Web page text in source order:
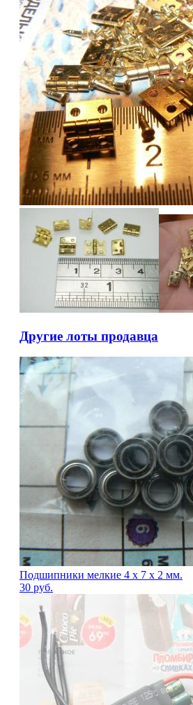
Другие лоты продавца
Подшипники мелкие 4 х 7 х 2 мм.
30 руб.